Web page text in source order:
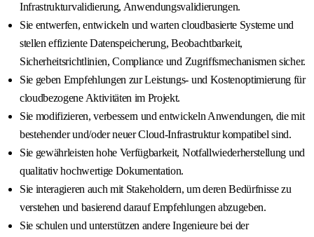
Infrastrukturvalidierung, Anwendungsvalidierungen.
Sie entwerfen, entwickeln und warten cloudbasierte Systeme und
stellen effiziente Datenspeicherung, Beobachtbarkeit,
Sicherheitsrichtlinien, Compliance und Zugriffsmechanismen sicher.
Sie geben Empfehlungen zur Leistungs- und Kostenoptimierung für
cloudbezogene Aktivitäten im Projekt.
Sie modifizieren, verbessern und entwickeln Anwendungen, die mit
bestehender und/oder neuer Cloud-Infrastruktur kompatibel sind.
Sie gewährleisten hohe Verfügbarkeit, Notfallwiederherstellung und
qualitativ hochwertige Dokumentation.
Sie interagieren auch mit Stakeholdern, um deren Bedürfnisse zu
verstehen und basierend darauf Empfehlungen abzugeben.
Sie schulen und unterstützen andere Ingenieure bei der